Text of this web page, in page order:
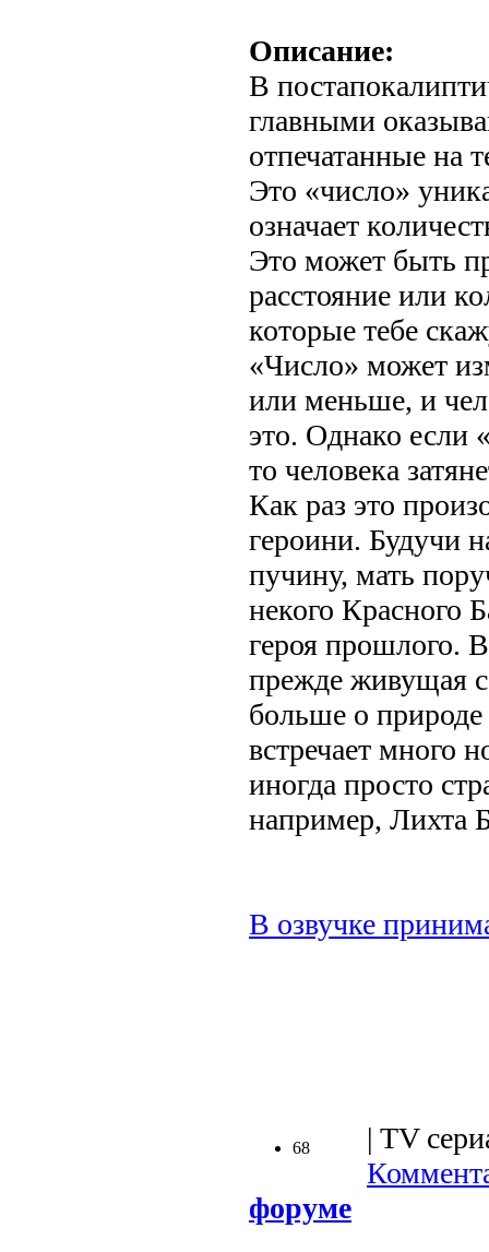
Описание:
В
главными
отпечатанные на
Это «число»
означает
Это может быть
расстояние или
которые тебе
«Число» может
или меньше, и
это. Однако если
то человека
Как раз это
героини. Будучи
пучину, мать
некого Красного
героя прошлого.
прежде живущая с
больше о природе
встречает много
иногда просто
например, Лихта
В озвучке
68
| TV
форуме